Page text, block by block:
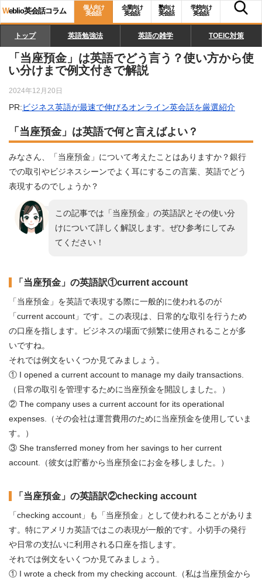
Weblio英会話コラム
個人向け
英会話
企業向け
英会話
塾向け
英会話
学校向け
英会話
トップ 英語勉強法 英語の雑学 TOEIC対策
「当座預金」は英語でどう言う？使い方から使
い分けまで例文付きで解説
2024年12月20日
PR:ビジネス英語が最速で伸びるオンライン英会話を厳選紹介
「当座預金」は英語で何と言えばよい？
みなさん、「当座預金」について考えたことはありますか？銀行
での取引やビジネスシーンでよく耳にするこの言葉、英語でどう
表現するのでしょうか？
この記事では「当座預金」の英語訳とその使い分
けについて詳しく解説します。ぜひ参考にしてみ
てください！
「当座預金」の英語訳①current account
「当座預金」を英語で表現する際に一般的に使われるのが
「current account」です。この表現は、日常的な取引を行うため
の口座を指します。ビジネスの場面で頻繁に使用されることが多
いですね。
それでは例文をいくつか見てみましょう。
① I opened a current account to manage my daily transactions.
（日常の取引を管理するために当座預金を開設しました。）
② The company uses a current account for its operational
expenses.（その会社は運営費用のために当座預金を使用していま
す。）
③ She transferred money from her savings to her current
account.（彼女は貯蓄から当座預金にお金を移しました。）
「当座預金」の英語訳②checking account
「checking account」も「当座預金」として使われることがありま
す。特にアメリカ英語ではこの表現が一般的です。小切手の発行
や日常の支払いに利用される口座を指します。
それでは例文をいくつか見てみましょう。
① I wrote a check from my checking account.（私は当座預金から